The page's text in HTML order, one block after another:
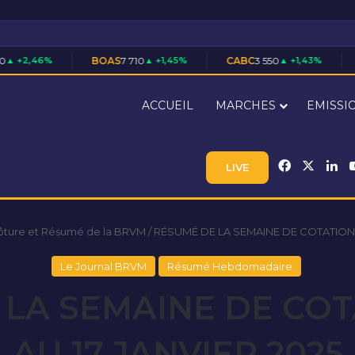
BOAS7 710 ▲ +1,45% CABC3 550 ▲ +1,43% CBIBF28 305
ACCUEIL MARCHES
LIVE Facebook
et Résumé de la BRVM / RÉSUMÉ DE LA SEMAINE DE
Le Journal BRVM Résumé Hebdomadaire